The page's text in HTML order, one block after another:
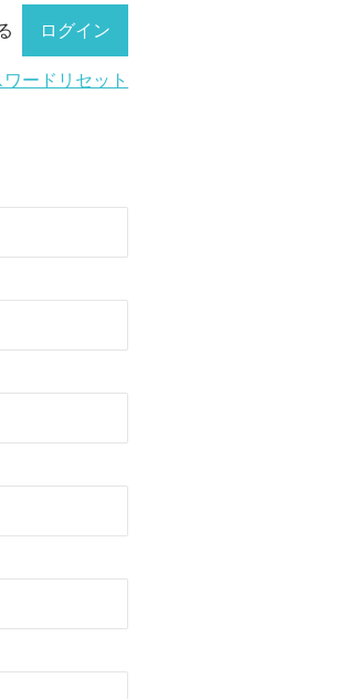
ワードリセット